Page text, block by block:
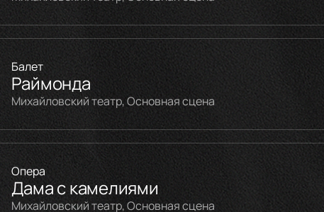
Балет
Раймонда
Михайловский театр, Основная сцена
Опера
Дама с камелиями
Михайловский театр, Основная сцена